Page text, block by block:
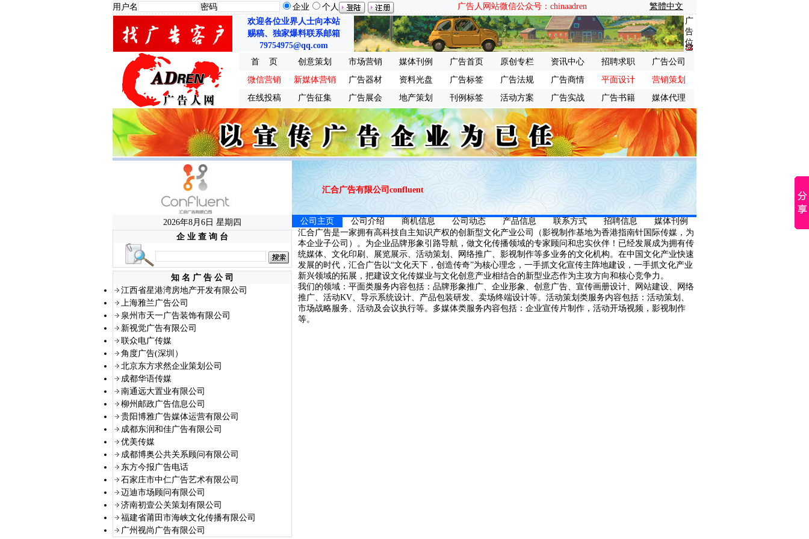
用户名 密码 企业 个人 广告人网站微信公众号：chinaadren
繁體中文
欢迎各位业界人士向本站
赐稿、独家爆料联系邮箱
79754975@qq.com
广
告
位
首 页 创意策划 市场营销 媒体刊例 广告首页 原创专栏 资讯中心 招聘求职
广告公司
微信营销
新媒体营销 广告器材 资料光盘 广告标签 广告法规 广告商情 平面设计
营销策划
在线投稿
广告征集 广告展会 地产策划 刊例标签 活动方案 广告实战 广告书籍 媒体代理
2026年8月6日 星期四
企 业 查 询 台
知 名 广 告 公 司
江西省星港湾房地产开发有限公司
上海雅兰广告公司
泉州市天一广告装饰有限公司
新视觉广告有限公司
联众电广传媒
角度广告(深圳）
北京东方求然企业策划公司
成都华语传媒
南通远大置业有限公司
柳州邮政广告信息公司
贵阳博雅广告媒体运营有限公司
成都东润和佳广告有限公司
优美传媒
成都博奥公共关系顾问有限公司
东方今报广告电话
石家庄市中仁广告艺术有限公司
迈迪市场顾问有限公司
济南初壹公关策划有限公司
福建省莆田市海峡文化传播有限公司
广州视尚广告有限公司
汇合广告有限公司confluent
公司主页 公司介绍 商机信息 公司动态 产品信息 联系方式 招聘信息
媒体刊例
汇合广告是一家拥有高科技自主知识产权的创新型文化产业公司（影视制作基地为香港指南针国际传媒，为
本企业子公司）。为企业品牌形象引路导航，做文化传播领域的专家顾问和忠实伙伴！已经发展成为拥有传
统媒体、文化印刷、展览展示、活动策划、网络推广、影视制作等多业务的文化机构。在中国文化产业快速
发展的时代，汇合广告以“文化天下，创造传奇”为核心理念，一手抓文化宣传主阵地建设，一手抓文化产业
新兴领域的拓展，把建设文化传媒业与文化创意产业相结合的新型业态作为主攻方向和核心竞争力。
我们的领域： 平面类服务内容包括：品牌形象推广、企业形象、创意广告、宣传画册设计、网站建设、网络
推广、活动KV、导示系统设计、产品包装研发、卖场终端设计等。 活动策划类服务内容包括：活动策划、
市场战略服务、活动及会议执行等。 多媒体类服务内容包括：企业宣传片制作，活动开场视频，影视制作
等。